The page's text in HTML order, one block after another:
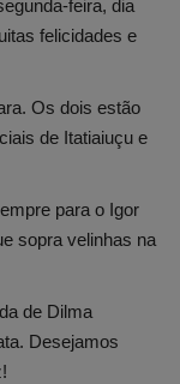
feira, dia
felicidades e
Os dois estão
de Itatiaiuçu e
para o Igor
sopra velinhas na
de Dilma
Desejamos